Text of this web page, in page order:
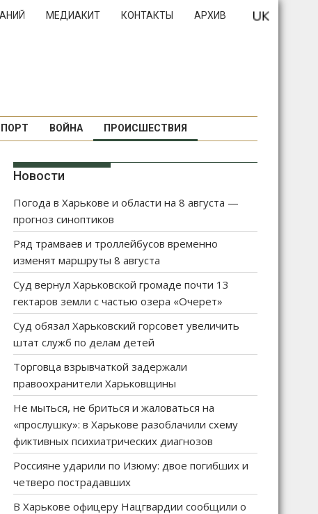
МЕДИАКИТ КОНТАКТЫ АРХИВ
ВОЙНА ПРОИСШЕСТВИЯ
Новости
Погода в Харькове и области на 8 августа —
прогноз синоптиков
Ряд трамваев и троллейбусов временно
изменят маршруты 8 августа
Суд вернул Харьковской громаде почти 13
гектаров земли с частью озера «Очерет»
Суд обязал Харьковский горсовет увеличить
штат служб по делам детей
Торговца взрывчаткой задержали
правоохранители Харьковщины
Не мыться, не бриться и жаловаться на
«прослушку»: в Харькове разоблачили схему
фиктивных психиатрических диагнозов
Россияне ударили по Изюму: двое погибших и
четверо пострадавших
В Харькове офицеру Нацгвардии сообщили о